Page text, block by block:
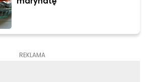
REKLAMA